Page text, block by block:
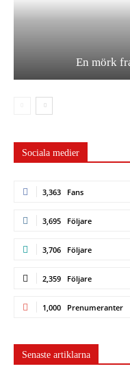
En mörk
Sociala medier
3,363 Fans
3,695 Följare
3,706 Följare
2,359 Följare
1,000 Prenumeranter
Senaste artiklarna